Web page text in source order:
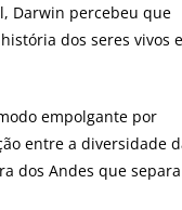
Darwin percebeu que
dos seres vivos e
empolgante por
entre a diversidade
dos Andes que